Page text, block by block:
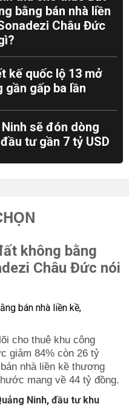
bằng bán nhà liền
Châu Đức
kế quốc lộ 13 mở
gần gấp ba lần
sẽ đón dòng
tư gần 7 tỷ USD
không bằng
Châu Đức nói
cho thuê khu công
giảm 84% còn 26 tỷ
nhà liền kề thương
mang về 44 tỷ đồng.
Ninh, đầu tư khu